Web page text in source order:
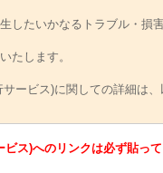
したいかなるトラブル・損
たします。
ービス)に関しての詳細は
ス)へのリンクは必ず貼っ